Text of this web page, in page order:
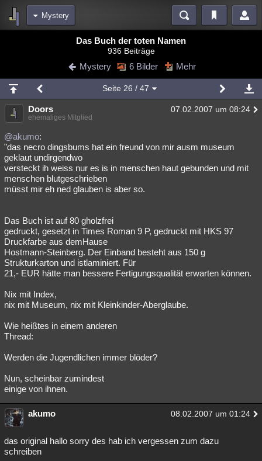
Mystery
Blogs Videos
Chat Wiki Neuigkeiten
meine Rubriken
Menschen Mystery Kriminalfälle
Spiritualität
Natur Umfragen
weitere Rubriken
Philosophie Träume Orte Esoterik
Astronomie Helpdesk
Musik Clash Verbesserungen Allmystery
Übersichten
Besucht Teilgenommen Alle Neue Geschlossen
Lesenswert
Das Buch der toten Namen
936 Beiträge
Mystery 6 Bilder Mehr
Seite 26 / 47
Doors 07.02.2007 um 08:24
ehemaliges Mitglied
@akumo:
"das necro dingsbums hat ein freund von mir ausm museum
geklaut undirgendwo
versteckt ih weiss nur es is in menschen haut gebunden und mit
menschen blutgeschrieben
müsst mir eh ned glauben is aber so.
Das Buch ist auf 80 gholzfrei
gedruckt, gesetzt in Times Roman 9 P, gedruckt mit HKS 97
Druckfarbe aus demHause
Hostmann-Steinberg. Der Einband besteht aus 150 g
Strukturkarton und istlaminiert. Für
21,- EUR hätte man bessere Fertigungsqualität erwarten können.
Nix mit Index,
nix mit Museum, nix mit Kleinkinder-Aberglaube.
Wie heißtes in einem anderen
Thread:
Werden die Jugendlichen immer blöder?
Nun, scheinbar zumindest
einige von ihnen.
akumo 08.02.2007 um 01:24
das original hallo sorry des hab ich vergessen zum dazu
schreiben